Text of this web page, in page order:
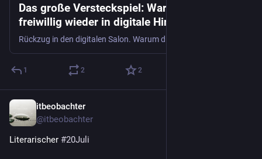
Das große Versteckspiel: Warum wir uns
freiwillig wieder in digitale Hinterzimmer
sperren
1 2 2
itbeobachter
@itbeobachter
Literarischer #20Juli